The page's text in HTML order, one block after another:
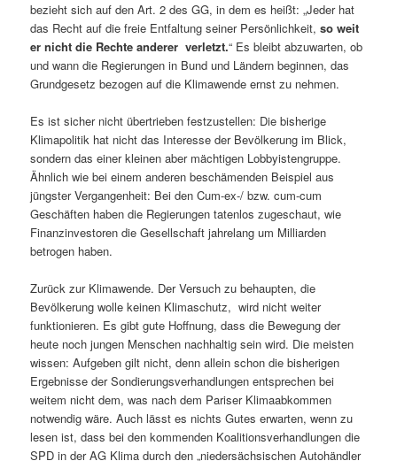
bezieht sich auf den Art. 2 des GG, in dem es heißt: „Jeder hat
das Recht auf die freie Entfaltung seiner Persönlichkeit,so weit
er nicht die Rechte anderer verletzt.“ Es bleibt abzuwarten, ob
und wann die Regierungen in Bund und Ländern beginnen, das
Grundgesetz bezogen auf die Klimawende ernst zu nehmen.
Es ist sicher nicht übertrieben festzustellen: Die bisherige
Klimapolitik hat nicht das Interesse der Bevölkerung im Blick,
sondern das einer kleinen aber mächtigen Lobbyistengruppe.
Ähnlich wie bei einem anderen beschämenden Beispiel aus
jüngster Vergangenheit: Bei den Cum-ex-/ bzw. cum-cum
Geschäften haben die Regierungen tatenlos zugeschaut, wie
Finanzinvestoren die Gesellschaft jahrelang um Milliarden
betrogen haben.
Zurück zur Klimawende. Der Versuch zu behaupten, die
Bevölkerung wolle keinen Klimaschutz, wird nicht weiter
funktionieren. Es gibt gute Hoffnung, dass die Bewegung der
heute noch jungen Menschen nachhaltig sein wird. Die meisten
wissen: Aufgeben gilt nicht, denn allein schon die bisherigen
Ergebnisse der Sondierungsverhandlungen entsprechen bei
weitem nicht dem, was nach dem Pariser Klimaabkommen
notwendig wäre. Auch lässt es nichts Gutes erwarten, wenn zu
lesen ist, dass bei den kommenden Koalitionsverhandlungen die
SPD in der AG Klima durch den „niedersächsischen Autohändler